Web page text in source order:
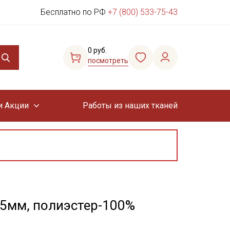
Бесплатно по РФ +7 (800) 533-75-43
0 руб.
посмотреть
Акции Работы из наших тканей
полиэстер-100%